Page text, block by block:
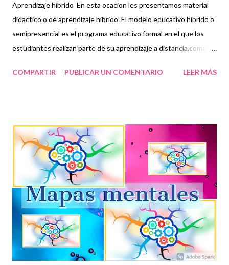
Aprendizaje híbrido En esta ocacion les presentamos material
didactico o de aprendizaje híbrido. El modelo educativo híbrido o
semipresencial es el programa educativo formal en el que los
estudiantes realizan parte de su aprendizaje a distancia,como el
más de un año, apesar de esta contringencia debemos seguir
sep a descartado el regreso a clases presenciales y presenta
este modelo híbrido en el cual presentamos clases a distancia.
AGRADECEMOS A LOS CREADORES DE ESTE GRANDIOSO
MATERIAL QUE NOS AYUDARA EN ESTA CUARENTENA,
NOSOTROS SOLO LO COMPARTIMOS CON FINES
EDUCATIVOS. ATENTAMENTE. COMUNIDAD MULTIGRADO
UNITARIA AUTORES. GRACIAS POR SU VISITA😃 HOLA
COMPAÑEROS MAESTROS HOY LES COMPRARTO El
CUADERNILLO DE REPASO VERANO. NO...
COMPARTIR PUBLICAR UN COMENTARIO LEER MÁS